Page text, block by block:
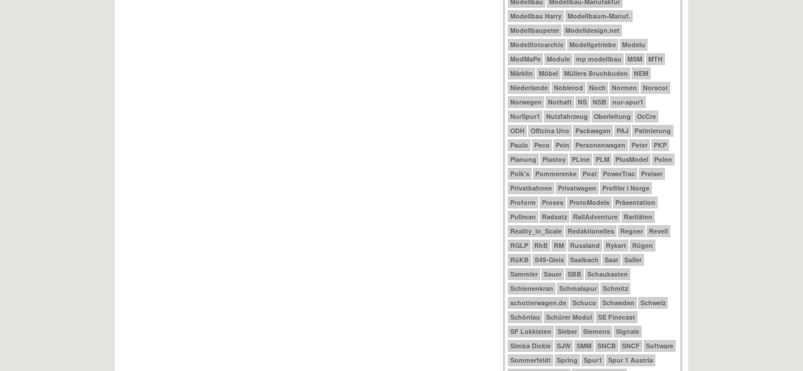
Modellbau Harry
Modellbaum-Manuf.
Modellbaupeter
Modelldesign.net
Modellfotoarchiv
Modellgetriebe
Modelu
ModMaPe
Module mp modellbau MSM
MTH
Märklin
Möbel Müllers Bruchbuden
NEM
Niederlande
Noblerod Noch Normen
Norscot
Norwegen
Nothaft NS NSB
nur-spur1
NurSpur1
Nutzfahrzeug Oberleitung
OcCre
ODH
Officina Uno Packwagen PAJ
Patinierung
Paulo
Peco Pein Personenwagen Peter
PKP
Planung
Plastoy PLine PLM PlusModel
Polen
Polk's
Pommerenke Post PowerTrac
Preiser
Privatbahnen
Privatwagen
Profiler i Norge
Proform
Proses ProtoModels
Präsentation
Pullman
Radsatz RailAdventure
Raritäten
Reality_in_Scale
Redaktionelles Regner
Revell
RGLP
RhB RM Russland Rykart
Rügen
RüKB
S49-Gleis Saalbach Saar
Saller
Sammler
Sauer SBB
Schaukasten
Schienenkran
Schmalspur
Schmitz
schotterwagen.de
Schuco Schweden
Schweiz
Schönlau
Schürer Modul
SE Finecast
SF Lokkisten
Sieber Siemens
Signale
Simba Dickie
SJW SMM SNCB SNCF
Software
Sommerfeldt
Spring Spur1
Spur 1 Austria